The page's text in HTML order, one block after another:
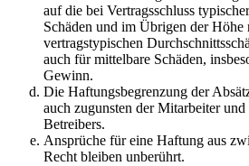
auf die bei Vertragsschluss
Schäden und im Übrigen der Höhe
vertragstypischen
auch für mittelbare Schäden,
Gewinn.
Die Haftungsbegrenzung der
auch zugunsten der Mitarbeiter
Betreibers.
Ansprüche für eine Haftung aus
Recht bleiben unberührt.